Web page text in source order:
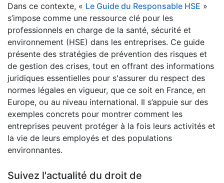
Dans ce contexte, « Le Guide du Responsable HSE »
s’impose comme une ressource clé pour les
professionnels en charge de la santé, sécurité et
environnement (HSE) dans les entreprises. Ce guide
présente des stratégies de prévention des risques et
de gestion des crises, tout en offrant des informations
juridiques essentielles pour s'assurer du respect des
normes légales en vigueur, que ce soit en France, en
Europe, ou au niveau international. Il s’appuie sur des
exemples concrets pour montrer comment les
entreprises peuvent protéger à la fois leurs activités et
la vie de leurs employés et des populations
environnantes.
Suivez l'actualité du droit de